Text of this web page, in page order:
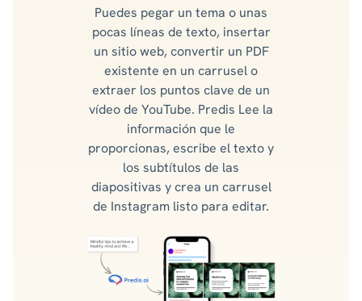
Puedes pegar un tema o unas
pocas líneas de texto, insertar
un sitio web, convertir un PDF
existente en un carrusel o
extraer los puntos clave de un
vídeo de YouTube. Predis Lee la
información que le
proporcionas, escribe el texto y
los subtítulos de las
diapositivas y crea un carrusel
de Instagram listo para editar.